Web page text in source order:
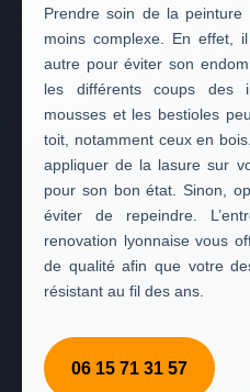
Prendre soin de la
moins complexe. En effet,
autre pour éviter son
les différents coups des
mousses et les bestioles
toit, notamment ceux en
appliquer de la lasure sur
pour son bon état. Sinon,
éviter de repeindre.
renovation lyonnaise vous
de qualité afin que votre
résistant au fil des ans.
06 15 71 31 57